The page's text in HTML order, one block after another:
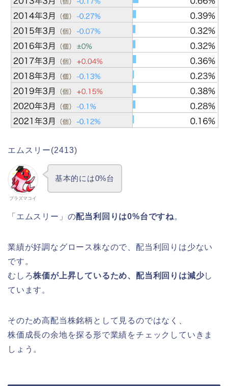
エムスリー(2413)
プラズマコイ
基本的には0%台
「エムスリー」の配当利回りは0%台ですね。
業績が好調なグロース株なので、配当利回りは少ない
です。
むしろ株価が上昇しているため、配当利回りは減少し
ています。
そのため高配当株銘柄として見るのではなく、
株価成長の余地を探る形で業績をチェックしていきま
しょう。